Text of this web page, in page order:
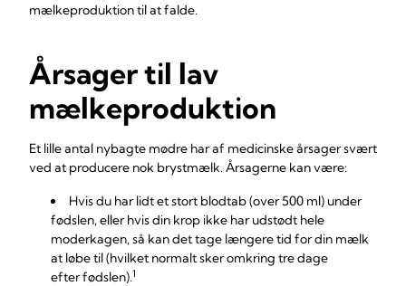
mælkeproduktion til at falde.
Årsager til lav
mælkeproduktion
Et lille antal nybagte mødre har af medicinske årsager svært
ved at producere nok brystmælk. Årsagerne kan være:
Hvis du har lidt et stort blodtab (over 500 ml) under
fødslen, eller hvis din krop ikke har udstødt hele
moderkagen, så kan det tage længere tid for din mælk
at løbe til (hvilket normalt sker omkring tre dage
efter fødslen).1